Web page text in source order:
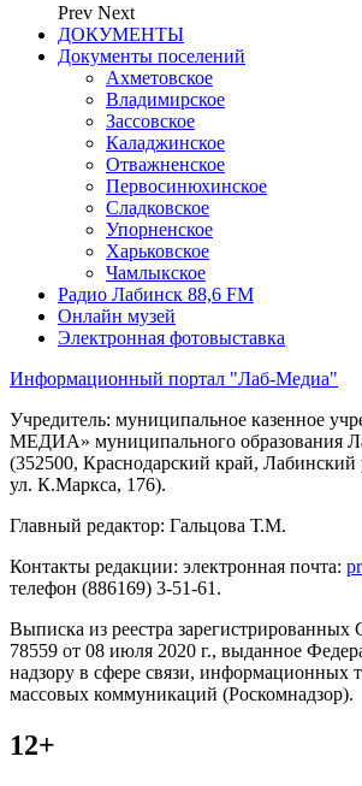
Prev Next
ДОКУМЕНТЫ
Документы поселений
Ахметовское
Владимирское
Зассовское
Каладжинское
Отважненское
Первосинюхинское
Сладковское
Упорненское
Харьковское
Чамлыкское
Радио Лабинск 88,6 FM
Онлайн музей
Электронная фотовыставка
Информационный портал "Лаб-Медиа"
Учредитель: муниципальное казенное
МЕДИА» муниципального образования
(352500, Краснодарский край, Лабинский
ул. К.Маркса, 176).
Главный редактор: Гальцова Т.М.
Контакты редакции: электронная почта:
телефон (886169) 3-51-61.
Выписка из реестра
78559 от 08 июля 2020 г., выданное
надзору в сфере связи, информационных
массовых коммуникаций (Роскомнадзор).
12+